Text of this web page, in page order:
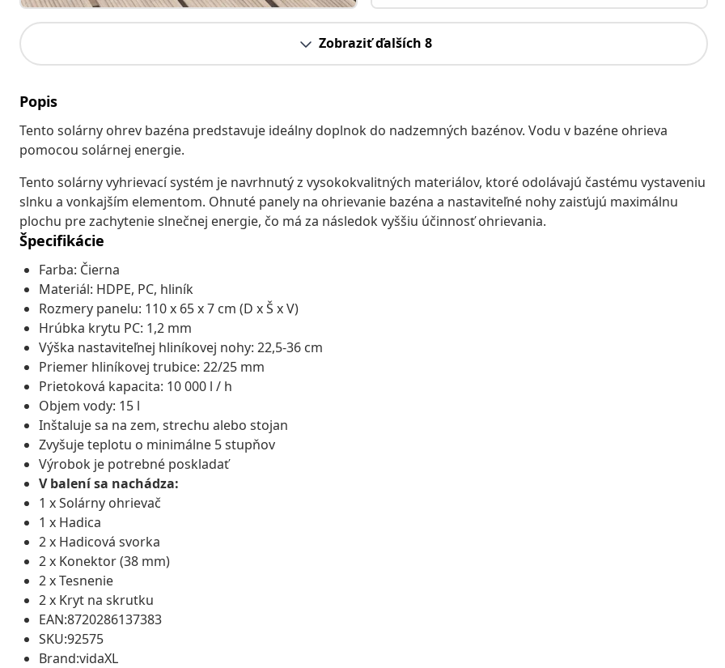
Zobraziť ďalších 8
Popis
Tento solárny ohrev bazéna predstavuje ideálny doplnok do nadzemných bazénov. Vodu v bazéne ohrieva
pomocou solárnej energie.
Tento solárny vyhrievací systém je navrhnutý z vysokokvalitných materiálov, ktoré odolávajú častému vystaveniu
slnku a vonkajším elementom. Ohnuté panely na ohrievanie bazéna a nastaviteľné nohy zaisťujú maximálnu
plochu pre zachytenie slnečnej energie, čo má za následok vyššiu účinnosť ohrievania.
Špecifikácie
Farba: Čierna
Materiál: HDPE, PC, hliník
Rozmery panelu: 110 x 65 x 7 cm (D x Š x V)
Hrúbka krytu PC: 1,2 mm
Výška nastaviteľnej hliníkovej nohy: 22,5-36 cm
Priemer hliníkovej trubice: 22/25 mm
Prietoková kapacita: 10 000 l / h
Objem vody: 15 l
Inštaluje sa na zem, strechu alebo stojan
Zvyšuje teplotu o minimálne 5 stupňov
Výrobok je potrebné poskladať
V balení sa nachádza:
1 x Solárny ohrievač
1 x Hadica
2 x Hadicová svorka
2 x Konektor (38 mm)
2 x Tesnenie
2 x Kryt na skrutku
EAN:8720286137383
SKU:92575
Brand:vidaXL